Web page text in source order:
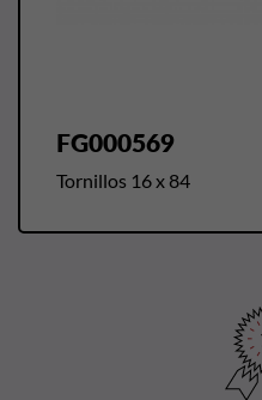
FG000569
Tornillos 16 x 84